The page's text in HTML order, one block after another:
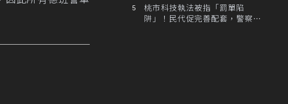
桃市科技執法被指「罰單陷
阱」！民代促完善配套，警察局